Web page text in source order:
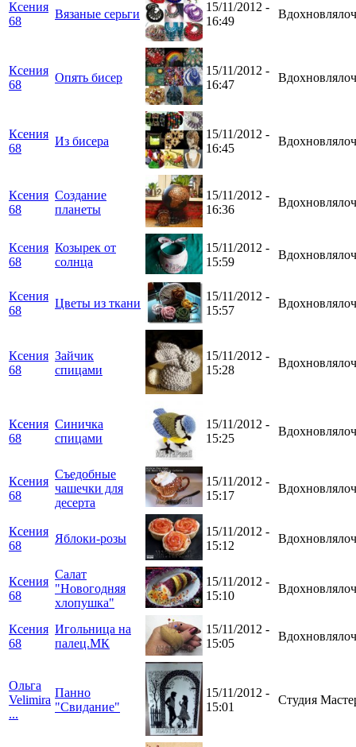
Ксения
68
Вязаные серьги
15/11/2012 -
16:49
Ксения
68
Опять бисер
15/11/2012 -
16:47
Ксения
68
Из бисера
15/11/2012 -
16:45
Ксения
68
Создание
планеты
15/11/2012 -
16:36
Ксения
68
Козырек от
солнца
15/11/2012 -
15:59
Ксения
68
Цветы из ткани
15/11/2012 -
15:57
Ксения
68
Зайчик
спицами
15/11/2012 -
15:28
Ксения
68
Синичка
спицами
15/11/2012 -
15:25
Ксения
68
Съедобные
чашечки для
десерта
15/11/2012 -
15:17
Ксения
68
Яблоки-розы
15/11/2012 -
15:12
Ксения
68
Салат
"Новогодняя
хлопушка"
15/11/2012 -
15:10
Ксения
68
Игольница на
палец.МК
15/11/2012 -
15:05
Ольга
Velimira
...
Панно
"Свидание"
15/11/2012 -
15:01
Студия